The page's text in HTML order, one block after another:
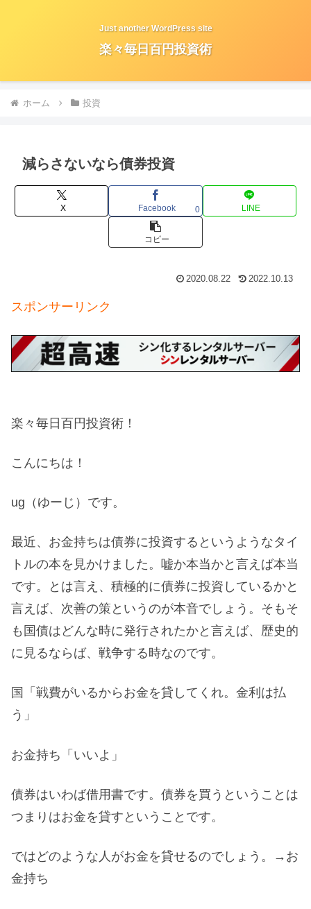
Just another WordPress site
楽々毎日百円投資術
ホーム 投資
減らさないなら債券投資
X Facebook 0 LINE
コピー
2020.08.22 2022.10.13
スポンサーリンク
楽々毎日百円投資術！
こんにちは！
ug（ゆーじ）です。
最近、お金持ちは債券に投資するというようなタイ
トルの本を見かけました。嘘か本当かと言えば本当
です。とは言え、積極的に債券に投資しているかと
言えば、次善の策というのが本音でしょう。そもそ
も国債はどんな時に発行されたかと言えば、歴史的
に見るならば、戦争する時なのです。
国「戦費がいるからお金を貸してくれ。金利は払
う」
お金持ち「いいよ」
債券はいわば借用書です。債券を買うということは
つまりはお金を貸すということです。
ではどのような人がお金を貸せるのでしょう。→お
金持ち